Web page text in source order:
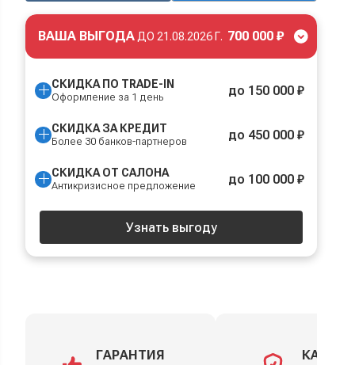
ВАША ВЫГОДА ДО 21.08.2026 Г. 700 000 ₽
СКИДКА ПО TRADE-IN
Оформление за 1 день до 150 000 ₽
СКИДКА ЗА КРЕДИТ
Более 30 банков-партнеров до 450 000 ₽
СКИДКА ОТ САЛОНА
Антикризисное предложение до 100 000 ₽
Узнать выгоду
ГАРАНТИЯ
КАСКО